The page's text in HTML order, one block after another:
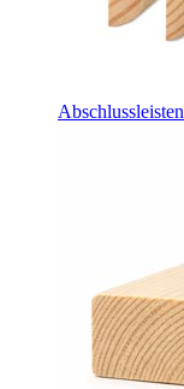
Abschlussleisten